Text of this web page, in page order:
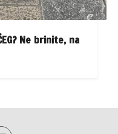
Ne brinite, na